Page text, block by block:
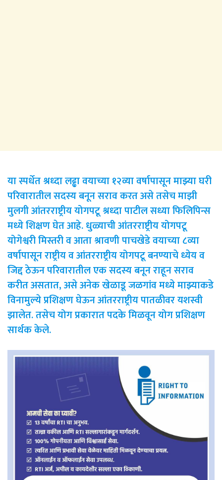
या स्पर्धेत श्रध्दा लढ्ढा वयाच्या १२व्या वर्षापासून माझ्या घरी
परिवारातील सदस्य बनून सराव करत असे तसेच माझी
मुलगी आंतरराष्ट्रीय योगपटू श्रध्दा पाटील सध्या फिलिपिन्स
मध्ये शिक्षण घेत आहे. धुळ्याची आंतरराष्ट्रीय योगपटू
योगेश्वरी मिस्तरी व आता श्रावणी पाचखेडे वयाच्या ८व्या
वर्षापासून राष्ट्रीय व आंतरराष्ट्रीय योगपटू बनण्याचे ध्येय व
जिद्द ठेऊन परिवारातील एक सदस्य बनून राहून सराव
करीत असतात, असे अनेक खेळाडू जळगांव मध्ये माझ्याकडे
विनामुल्ये प्रशिक्षण घेऊन आंतरराष्ट्रीय पातळीवर यशस्वी
झालेत. तसेच योग प्रकारात पदके मिळवून योग प्रशिक्षण
सार्थक केले.